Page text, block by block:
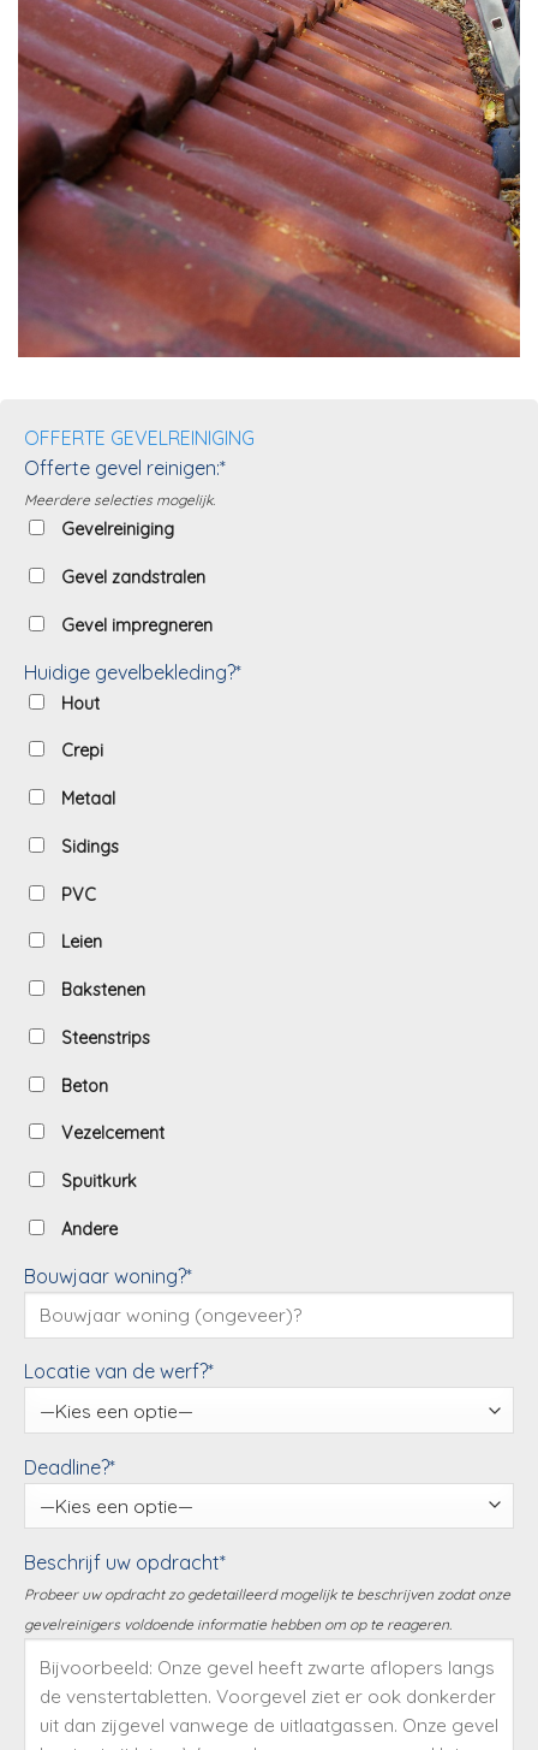
OFFERTE GEVELREINIGING
Offerte gevel reinigen:*
Meerdere selecties mogelijk.
Gevelreiniging
Gevel zandstralen
Gevel impregneren
Huidige gevelbekleding?*
Hout
Crepi
Metaal
Sidings
PVC
Leien
Bakstenen
Steenstrips
Beton
Vezelcement
Spuitkurk
Andere
Bouwjaar woning?*
Locatie van de werf?*
Deadline?*
Beschrijf uw opdracht*
Probeer uw opdracht zo gedetailleerd mogelijk te beschrijven zodat onze
gevelreinigers voldoende informatie hebben om op te reageren.